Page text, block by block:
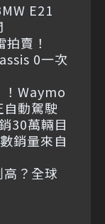
E21
賣！
0一次
！Waymo
動駕駛
30萬輛目
銷量來自
？全球